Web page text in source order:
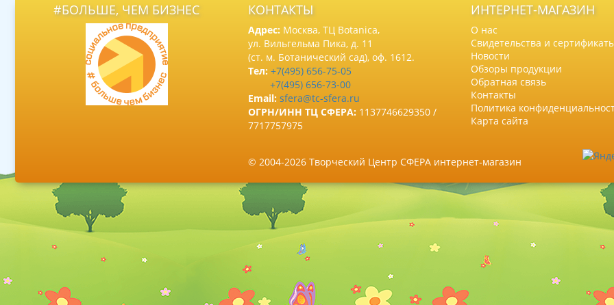
#БОЛЬШЕ, ЧЕМ БИЗНЕС КОНТАКТЫ
Адрес: Москва, ТЦ Botanica,
ул. Вильгельма Пика, д. 11
(ст. м. Ботанический сад), оф. 1612.
Тел: +7(495) 656-75-05
+7(495) 656-73-00
Email: sfera@tc-sfera.ru
ОГРН/ИНН ТЦ СФЕРА: 1137746629350 /
7717757975
ИНТЕРНЕТ-МАГАЗИН
О нас
Свидетельства и
Новости
Обзоры продукции
Обратная связь
Контакты
Политика
Карта сайта
© 2004-2026 Творческий Центр СФЕРА интернет-магазин